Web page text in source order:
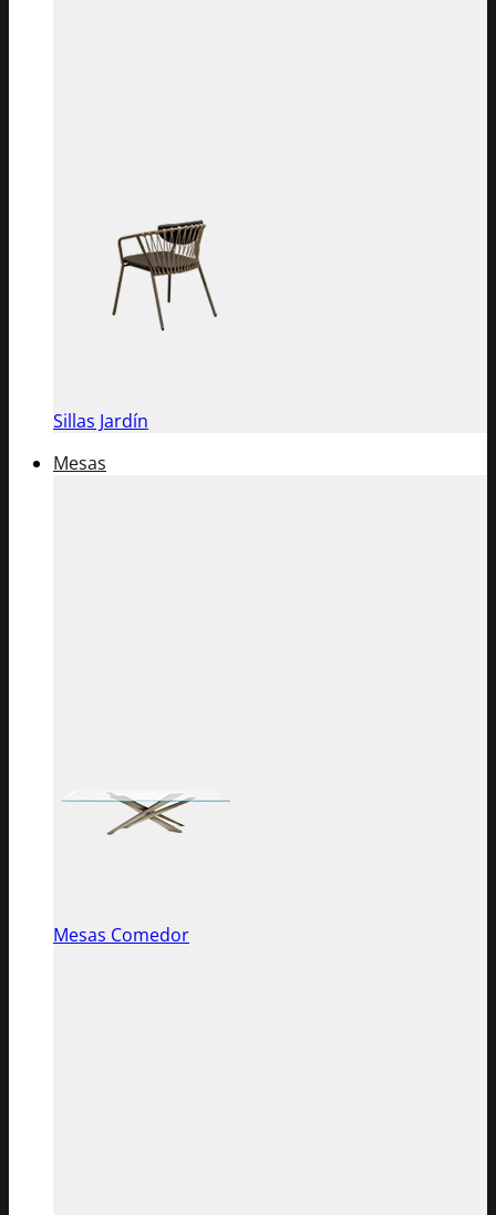
Sillas Jardín
Mesas
Mesas Comedor